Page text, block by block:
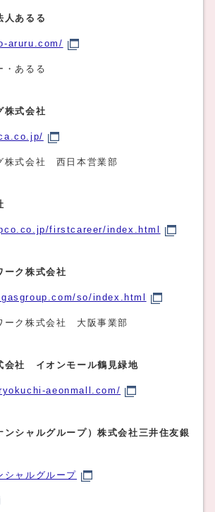
人あるる
aruru.com/
・あるる
株式会社
株式会社 西日本営業部
firstcareer/index.html
ーク株式会社
so/index.html
ーク株式会社 大阪事業部
会社 イオンモール鶴見緑地
aeonmall.com/
ンシャルグループ）株式会社三井住友銀
シャルグループ